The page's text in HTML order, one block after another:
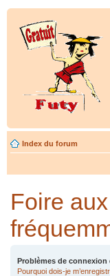
Index du forum
Foire
Problèmes de connexion
Pourquoi dois-je